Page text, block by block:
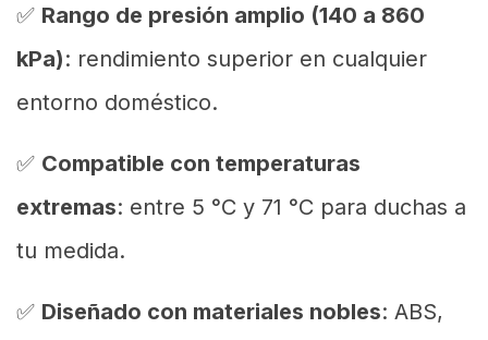
✅ Rango de presión amplio (140 a 860
kPa): rendimiento superior en cualquier
entorno doméstico.
✅ Compatible con temperaturas
extremas: entre 5 °C y 71 °C para duchas a
tu medida.
✅ Diseñado con materiales nobles: ABS,